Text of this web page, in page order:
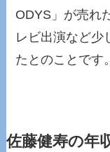
ODYS」が売れ
レビ出演など少
たとのことです。
佐藤健寿の年